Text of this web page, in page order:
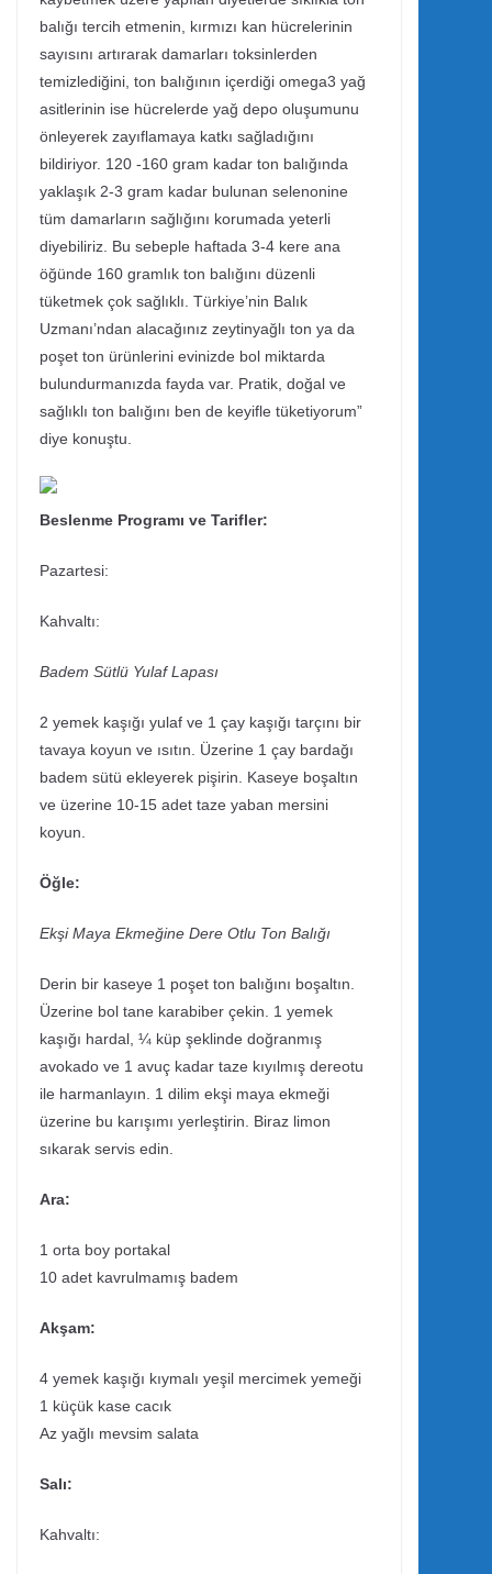
balığı tercih etmenin, kırmızı kan hücrelerinin
sayısını artırarak damarları toksinlerden
temizlediğini, ton balığının içerdiği omega3 yağ
asitlerinin ise hücrelerde yağ depo oluşumunu
önleyerek zayıflamaya katkı sağladığını
bildiriyor. 120 -160 gram kadar ton balığında
yaklaşık 2-3 gram kadar bulunan selenonine
tüm damarların sağlığını korumada yeterli
diyebiliriz. Bu sebeple haftada 3-4 kere ana
öğünde 160 gramlık ton balığını düzenli
tüketmek çok sağlıklı. Türkiye’nin Balık
Uzmanı’ndan alacağınız zeytinyağlı ton ya da
poşet ton ürünlerini evinizde bol miktarda
bulundurmanızda fayda var. Pratik, doğal ve
sağlıklı ton balığını ben de keyifle tüketiyorum”
diye konuştu.
Beslenme Programı ve Tarifler:
Pazartesi:
Kahvaltı:
Badem Sütlü Yulaf Lapası
2 yemek kaşığı yulaf ve 1 çay kaşığı tarçını bir
tavaya koyun ve ısıtın. Üzerine 1 çay bardağı
badem sütü ekleyerek pişirin. Kaseye boşaltın
ve üzerine 10-15 adet taze yaban mersini
koyun.
Öğle:
Ekşi Maya Ekmeğine Dere Otlu Ton Balığı
Derin bir kaseye 1 poşet ton balığını boşaltın.
Üzerine bol tane karabiber çekin. 1 yemek
kaşığı hardal, ¼ küp şeklinde doğranmış
avokado ve 1 avuç kadar taze kıyılmış dereotu
ile harmanlayın. 1 dilim ekşi maya ekmeği
üzerine bu karışımı yerleştirin. Biraz limon
sıkarak servis edin.
Ara:
1 orta boy portakal
10 adet kavrulmamış badem
Akşam:
4 yemek kaşığı kıymalı yeşil mercimek yemeği
1 küçük kase cacık
Az yağlı mevsim salata
Salı:
Kahvaltı: